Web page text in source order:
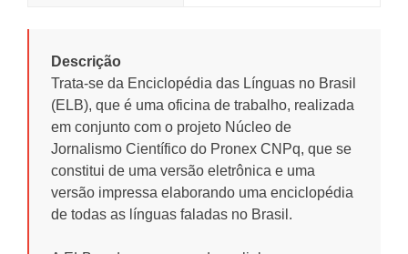
Descrição
Trata-se da Enciclopédia das Línguas no Brasil
(ELB), que é uma oficina de trabalho, realizada
em conjunto com o projeto Núcleo de
Jornalismo Científico do Pronex CNPq, que se
constitui de uma versão eletrônica e uma
versão impressa elaborando uma enciclopédia
de todas as línguas faladas no Brasil.